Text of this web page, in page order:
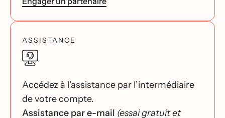
ASSISTANCE
Accédez à l’assistance par l’intermédiaire
de votre compte.
Assistance par e-mail (essai gratuit et